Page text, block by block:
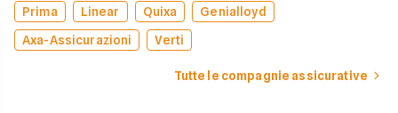
Prima Linear Quixa
Genialloyd
Axa-Assicurazioni
Verti
Tutte le compagnie assicurative